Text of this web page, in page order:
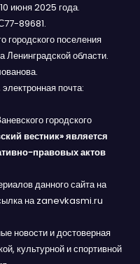
июня 2025 года.
89681.
городского поселения
Ленинградской области.
почта:
городского
вестник» является
правовых актов
данного сайта на
на zanevkasmi.ru
новости и достоверная
культурной и спортивной